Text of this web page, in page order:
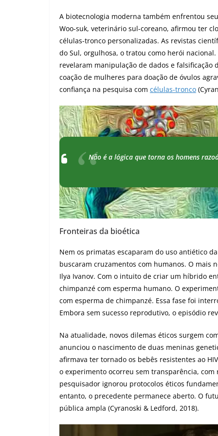
A biotecnologia moderna também enfrentou
Woo-suk, veterinário sul-coreano, afirmou ter
células-tronco personalizadas. As revistas
do Sul, orgulhosa, o tratou como herói
revelaram manipulação de dados e falsificação
coação de mulheres para doação de óvulos
confiança na pesquisa com células-tronco
Não é a lógica que torna os homens
Fronteiras da bioética
Nem os primatas escaparam do uso antiético
buscaram cruzamentos com humanos. O mais
Ilya Ivanov. Com o intuito de criar um híbrido
chimpanzé com esperma humano. O
com esperma de chimpanzé. Essa fase foi
Embora sem sucesso reprodutivo, o episódio
Na atualidade, novos dilemas éticos surgem
anunciou o nascimento de duas meninas
afirmava ter tornado os bebês resistentes ao
o experimento ocorreu sem transparência,
pesquisador ignorou protocolos éticos
entanto, o precedente permanece aberto. O
pública ampla (Cyranoski & Ledford, 2018).